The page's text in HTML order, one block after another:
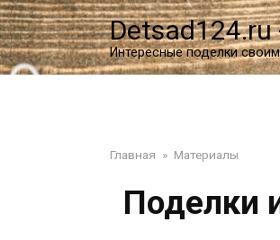
Перейти
к
контенту
Интересные поделки
Главная » Материалы
Поделки